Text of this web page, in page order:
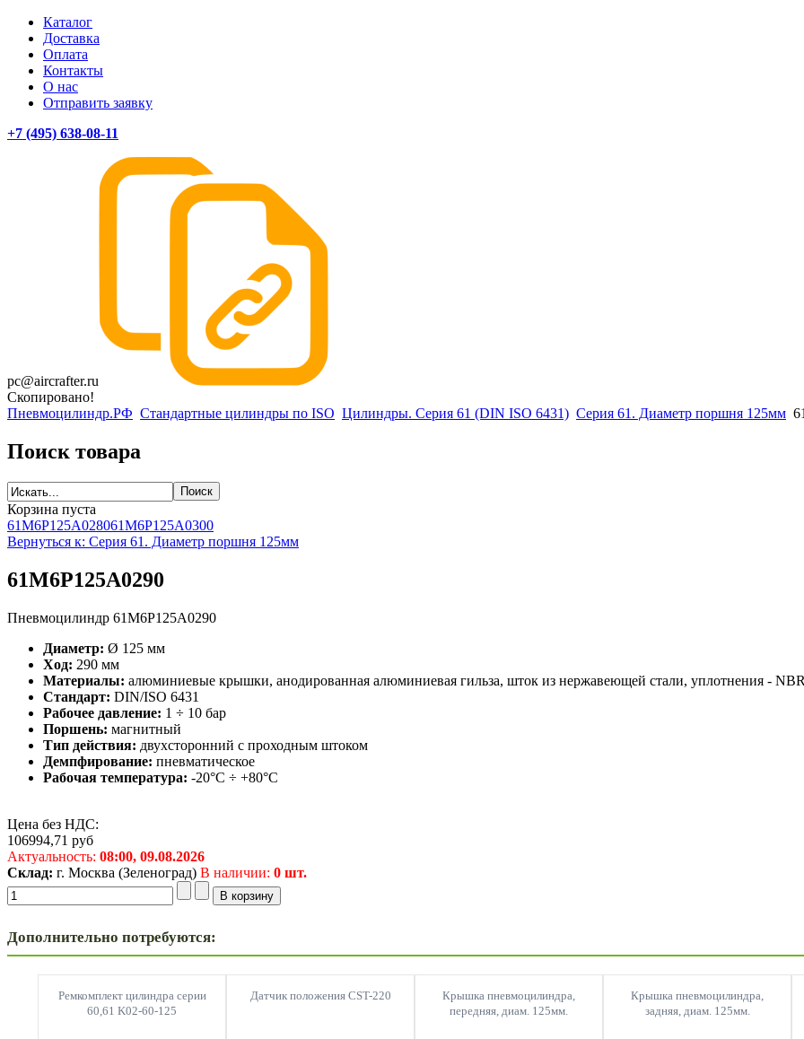
Каталог
Доставка
Оплата
Контакты
О нас
Отправить заявку
+7 (495) 638-08-11
pc@aircrafter.ru
Скопировано!
Пневмоцилиндр.РФ Стандартные цилиндры по ISO Цилиндры. Серия 61 (DIN ISO 6431) Серия 61. Диаметр поршня 125мм
Поиск товара
Корзина пуста
61M6P125A028061M6P125A0300
Вернуться к: Серия 61. Диаметр поршня 125мм
61M6P125A0290
Пневмоцилиндр 61M6P125A0290
Диаметр: Ø 125 мм
Ход: 290 мм
Материалы: алюминиевые крышки, анодированная алюминиевая гильза, шток из нержавеющей стали, уплотнения - NBR
Стандарт: DIN/ISO 6431
Рабочее давление: 1 ÷ 10 бар
Поршень: магнитный
Тип действия: двухсторонний с проходным штоком
Демпфирование: пневматическое
Рабочая температура: -20°C ÷ +80°C
Цена без НДС:
106994,71 руб
Актуальность: 08:00, 09.08.2026
Склад: г. Москва (Зеленоград) В наличии: 0 шт.
Дополнительно потребуются:
Ремкомплект цилиндра серии
60,61 K02-60-125
Датчик положения CST-220
Крышка пневмоцилиндра,
передняя, диам. 125мм.
Крышка пневмоцилиндра,
задняя, диам. 125мм.